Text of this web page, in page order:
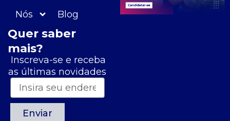
Nós Blog
Quer saber
mais?
Inscreva-se e receba
as últimas novidades
Enviar